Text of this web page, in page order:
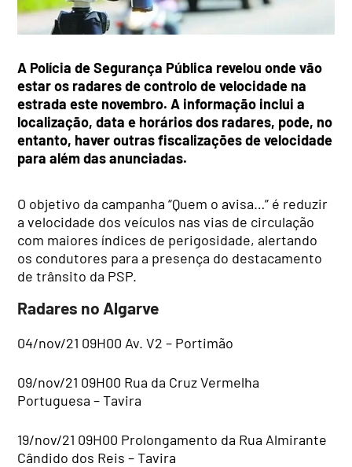
A Polícia de Segurança Pública revelou onde vão
estar os radares de controlo de velocidade na
estrada este novembro. A informação inclui a
localização, data e horários dos radares, pode, no
entanto, haver outras fiscalizações de velocidade
para além das anunciadas.
O objetivo da campanha “Quem o avisa…” é reduzir
a velocidade dos veículos nas vias de circulação
com maiores índices de perigosidade, alertando
os condutores para a presença do destacamento
de trânsito da PSP.
Radares no Algarve
04/nov/21 09H00 Av. V2 – Portimão
09/nov/21 09H00 Rua da Cruz Vermelha
Portuguesa – Tavira
19/nov/21 09H00 Prolongamento da Rua Almirante
Cândido dos Reis – Tavira